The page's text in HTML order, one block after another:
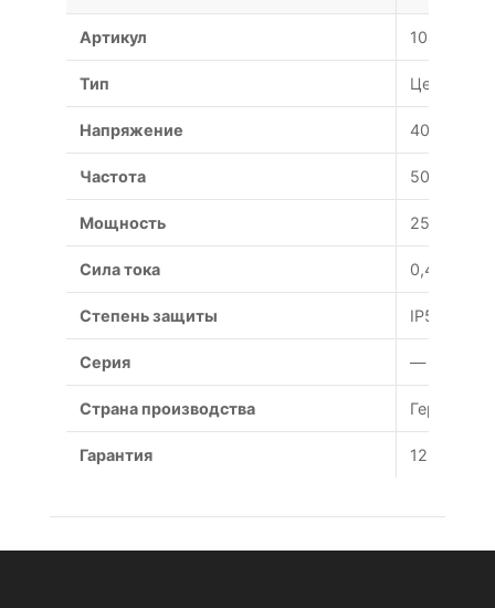
Артикул 104774K
Тип
Напряжение 400 В
Частота 50 Гц
Мощность 250/180 Вт
Сила тока 0,49/0,28
Степень защиты IP54
Серия —
Страна производства Германия
Гарантия 12